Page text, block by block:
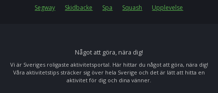
Segway Skidbacke Spa Squash Upplevelse
Något att göra, nära dig!
Vi är Sveriges roligaste aktivitetsportal. Här hittar du något att göra, nära dig!
Våra aktivitetstips sträcker sig över hela Sverige och det är lätt att hitta en
aktivitet för dig och dina vänner.